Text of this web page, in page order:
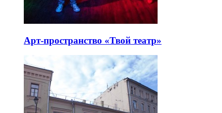
Арт-пространство «Твой театр»